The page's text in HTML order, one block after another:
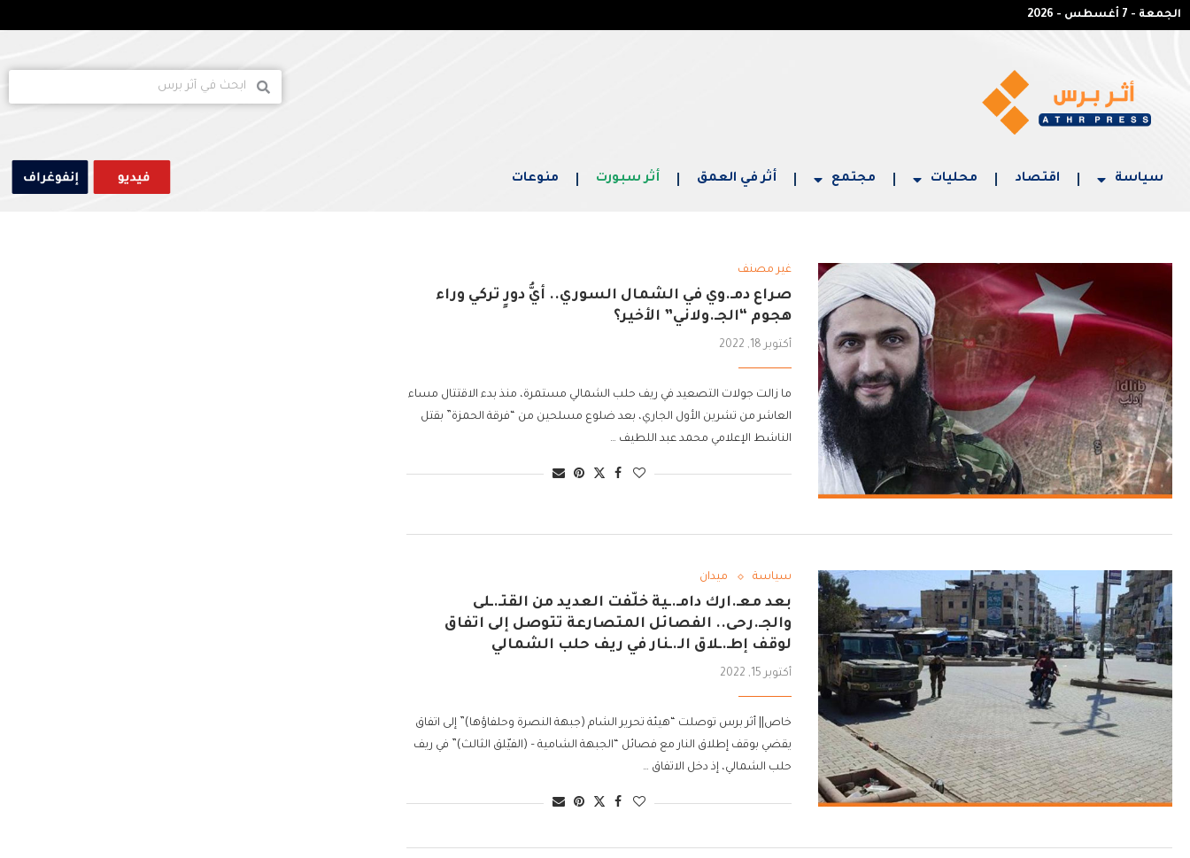
الجمعة - 7 أغسطس - 2026
سياسة اقتصاد محليات مجتمع أثر في العمق أثر سبورت منوعات
غير مصنف
صراع دمـ.وي في الشمال السوري.. أيُّ دورٍ تركي وراء
هجوم “الجـ.ولاني” الأخير؟
أكتوبر 18, 2022
ما زالت جولات التصعيد في ريف حلب الشمالي مستمرة، منذ بدء الاقتتال مساء
العاشر من تشرين الأول الجاري، بعد ضلوع مسلحين من “فرقة الحمزة” بقتل
الناشط الإعلامي محمد عبد اللطيف …
سياسة ميدان
بعد معـ.ارك دامـ.ـية خلّفت العديد من القتـ.ـلى
والجـ.رحى.. الفصائل المتصارعة تتوصل إلى اتفاق
لوقف إطـ.ـلاق الـ.ـنار في ريف حلب الشمالي
أكتوبر 15, 2022
خاص|| أثر برس توصلت “هيئة تحرير الشام (جبهة النصرة وحلفاؤها)” إلى اتفاق
يقضي بوقف إطلاق النار مع فصائل “الجبهة الشامية – (الفيّلق الثالث)” في ريف
حلب الشمالي، إذ دخل الاتفاق …